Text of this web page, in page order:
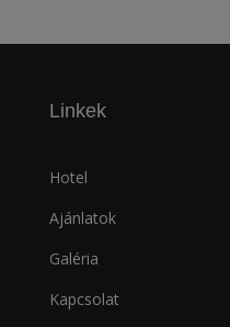
Linkek
Hotel
Ajánlatok
Galéria
Kapcsolat